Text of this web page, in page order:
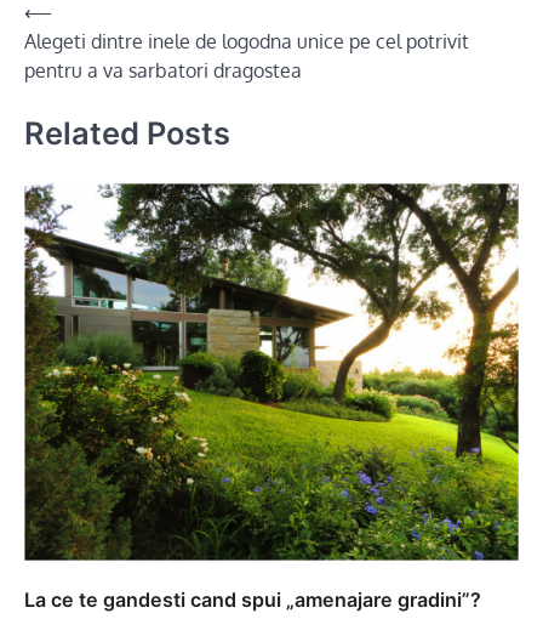
Post
navigation
⟵
Alegeti dintre inele de logodna unice pe cel potrivit
pentru a va sarbatori dragostea
Related Posts
La ce te gandesti cand spui „amenajare gradini”?